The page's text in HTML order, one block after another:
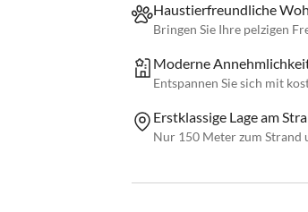
Haustierfreundliche
Bringen Sie Ihre pelzigen
Moderne
Entspannen Sie sich mit
Erstklassige Lage am
Nur 150 Meter zum Strand